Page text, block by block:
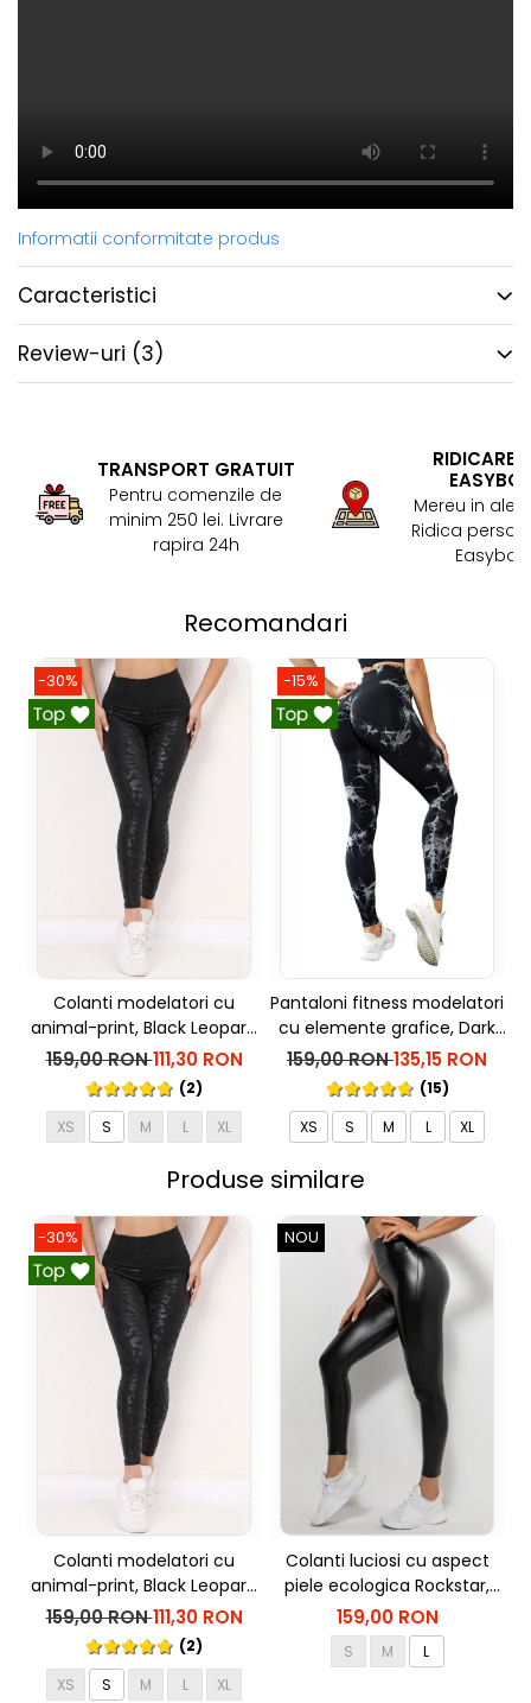
Informatii conformitate produs
Caracteristici
Review-uri (3)
TRANSPORT GRATUIT
Pentru comenzile de
minim 250 lei. Livrare
rapira 24h
RIDICARE
Mereu in
Ridica
Easybox!
Recomandari
-30%
Colanti modelatori cu
animal-print, Black Leopart,
Negru
159,00 RON111,30 RON
(2)
XS
S M L XL
-15%
Pantaloni fitness modelatori
cu elemente grafice, Dark
Marble, Negru
159,00 RON135,15 RON
(15)
XS
S M L XL
Produse similare
-30%
Colanti modelatori cu
animal-print, Black Leopart,
Negru
159,00 RON111,30 RON
(2)
XS
S M L XL
NOU
Colanti luciosi cu aspect
piele ecologica Rockstar,
Negru
159,00 RON
S M L